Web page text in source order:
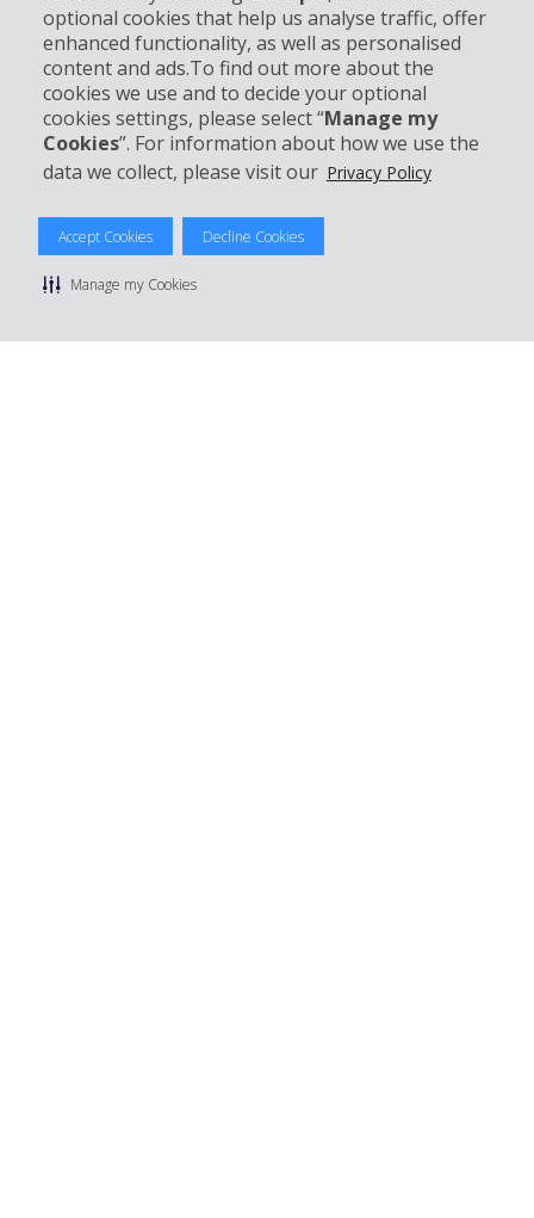
optional cookies that help us analyse traffic, offer
enhanced functionality, as well as personalised
content and ads.To find out more about the
cookies we use and to decide your optional
cookies settings, please select “Manage my
Cookies”. For information about how we use the
data we collect, please visit our Privacy Policy
Accept Cookies Decline Cookies
Manage my Cookies
Kundenservice
Mieten bei Hertz
© 2026 The Hertz System, Inc.
Datenschutzrichtlinie | Nutzungsbedingungen
Sitemap Cookies verwalten